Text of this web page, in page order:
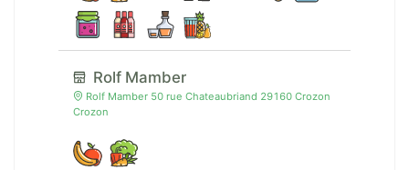
Rolf Mamber
Rolf Mamber 50 rue Chateaubriand 29160 Crozon
Crozon